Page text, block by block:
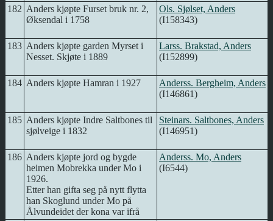
182 Anders kjøpte Furset bruk nr. 2,
Øksendal i 1758
Ols. Sjølset, Anders
(I158343)
183 Anders kjøpte garden Myrset i
Nesset. Skjøte i 1889
Larss. Brakstad, Anders
(I152899)
184 Anders kjøpte Hamran i 1927
Anderss. Bergheim, Anders
(I146861)
185 Anders kjøpte Indre Saltbones til
sjølveige i 1832
Steinars. Saltbones, Anders
(I146951)
186 Anders kjøpte jord og bygde
heimen Mobrekka under Mo i
1926.
Etter han gifta seg på nytt flytta
han Skoglund under Mo på
Ålvundeidet der kona var ifrå
Anderss. Mo, Anders
(I6544)